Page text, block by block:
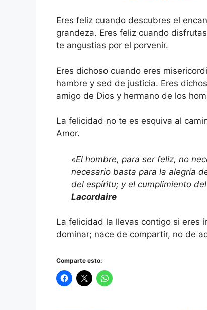
Eres feliz cuando descubres el
grandeza. Eres feliz cuando
te angustias por el porvenir.
Eres dichoso cuando eres
hambre y sed de justicia. Eres
amigo de Dios y hermano de los
La felicidad no te es esquiva al
Amor.
«El hombre, para ser feliz, no
necesario basta para la alegría
del espíritu; y el cumplimiento
Lacordaire
La felicidad la llevas contigo si eres
dominar; nace de compartir, no de
Comparte esto: